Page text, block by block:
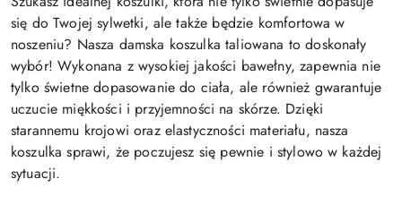
się do Twojej sylwetki, ale także będzie komfortowa w
noszeniu? Nasza damska koszulka taliowana to doskonały
wybór! Wykonana z wysokiej jakości bawełny, zapewnia nie
tylko świetne dopasowanie do ciała, ale również gwarantuje
uczucie miękkości i przyjemności na skórze. Dzięki
starannemu krojowi oraz elastyczności materiału, nasza
koszulka sprawi, że poczujesz się pewnie i stylowo w każdej
sytuacji.